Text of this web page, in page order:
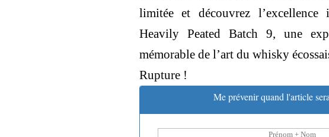
limitée et découvrez l’excellence
Heavily Peated Batch 9, une
mémorable de l’art du whisky
Rupture !
Me prévenir quand l'article